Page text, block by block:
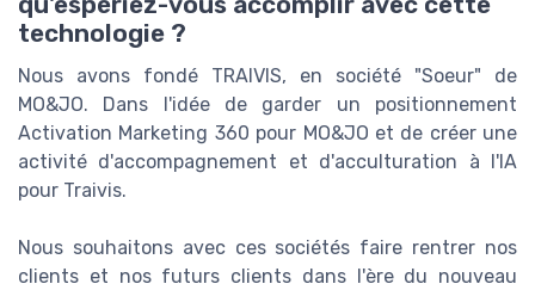
technologie ?
Nous avons fondé TRAIVIS, en société "Soeur" de
MO&JO. Dans l'idée de garder un positionnement
Activation Marketing 360 pour MO&JO et de créer une
activité d'accompagnement et d'acculturation à l'IA
pour Traivis.
Nous souhaitons avec ces sociétés faire rentrer nos
clients et nos futurs clients dans l'ère du nouveau